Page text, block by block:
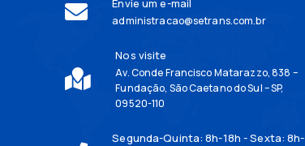
Envie um e-mail
administracao@setrans.com.br
Nos visite
Av. Conde Francisco Matarazzo, 838 –
Fundação, São Caetano do Sul – SP,
09520-110
Segunda-Quinta: 8h-18h - Sexta: 8h-